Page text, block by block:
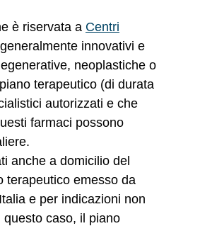
è riservata a Centri
innovativi e
neoplastiche o
terapeutico (di durata
autorizzati e che
farmaci possono
anche a domicilio del
terapeutico emesso da
e per indicazioni non
caso, il piano